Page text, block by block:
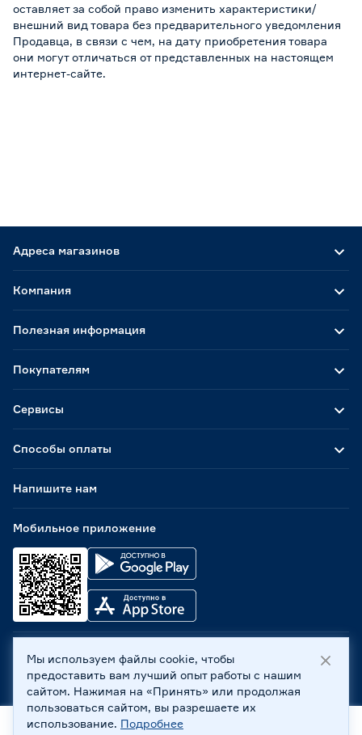
оставляет за собой право изменить характеристики/
внешний вид товара без предварительного уведомления
Продавца, в связи с чем, на дату приобретения товара
они могут отличаться от представленных на настоящем
интернет-сайте.
Адреса магазинов
Способы оплаты
Мобильное приложение
Компания
Полезная информация
Покупателям
Сервисы
Напишите нам
ООО «Бауцентр Рус» 2004 -2026, 236029, г. Калининград,
ул. А.Невского, 205. ИНН 7702596813, КПП 390601001 ©
Все права защищены
Политика обработки персональных данных
Правовая информация
Мы используем файлы cookie, чтобы
предоставить вам лучший опыт работы с нашим
сайтом. Нажимая на «Принять» или продолжая
пользоваться сайтом, вы разрешаете их
использование. Подробнее